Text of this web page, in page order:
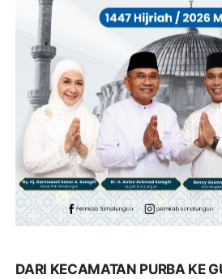
DARI KECAMATAN PURBA KE